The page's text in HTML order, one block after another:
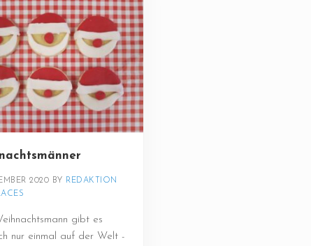
2020 BY REDAKTION
gibt es
nur einmal auf der Welt -